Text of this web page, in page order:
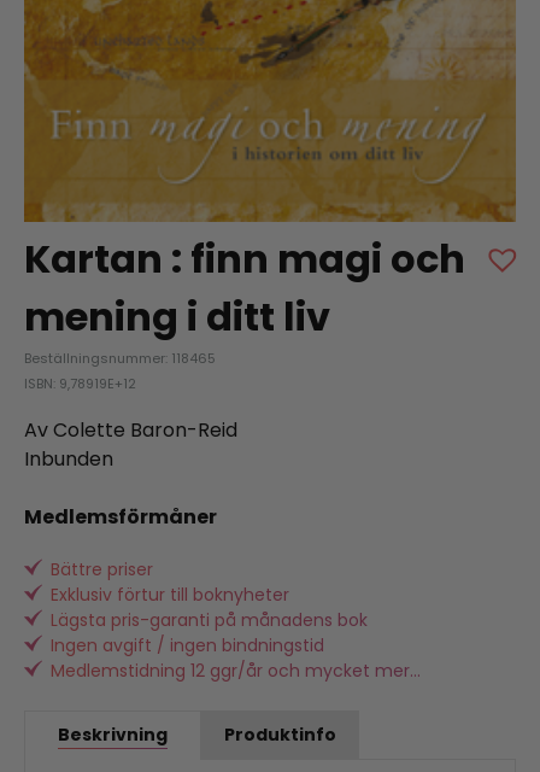
Kartan : finn magi och
mening i ditt liv
Beställningsnummer: 118465
ISBN: 9,78919E+12
Av Colette Baron-Reid
Inbunden
Medlemsförmåner
Bättre priser
Exklusiv förtur till boknyheter
Lägsta pris-garanti på månadens bok
Ingen avgift / ingen bindningstid
Medlemstidning 12 ggr/år och mycket mer...
Beskrivning Produktinfo